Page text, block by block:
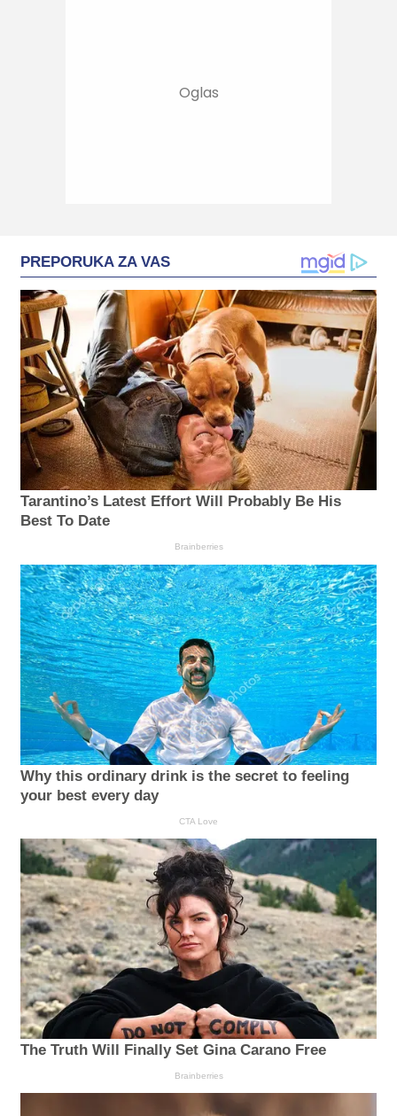
PREPORUKA ZA VAS
Tarantino’s Latest Effort Will Probably Be His
Best To Date
Brainberries
Why this ordinary drink is the secret to feeling
your best every day
CTA Love
The Truth Will Finally Set Gina Carano Free
Brainberries